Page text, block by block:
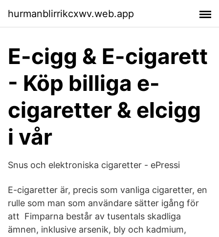
hurmanblirrikcxwv.web.app
E-cigg & E-cigarett
- Köp billiga e-
cigaretter & elcigg
i vår
Snus och elektroniska cigaretter - ePressi
E-cigaretter är, precis som vanliga cigaretter, en
rulle som man som användare sätter igång för
att Fimparna består av tusentals skadliga
ämnen, inklusive arsenik, bly och kadmium,